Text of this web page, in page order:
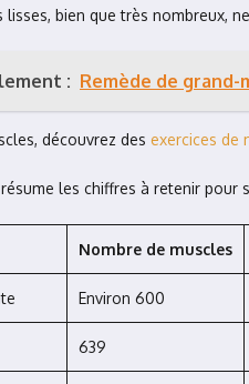
lisses, bien que très nombreux,
: Remède de
découvrez des exercices de
les chiffres à retenir pour
Nombre de muscles
Environ 600
639